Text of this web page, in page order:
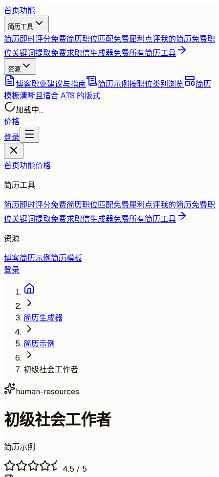
首页功能
简历工具
简历即时评分免费简历职位匹配免费犀利点评我的简历免费职
位关键词提取免费求职信生成器免费所有简历工具
资源
博客职业建议与指南 简历示例按职位类别浏览
简历
模板清晰且适合 ATS 的版式
加载中...
价格
登录
首页功能价格
简历工具
简历即时评分免费简历职位匹配免费犀利点评我的简历免费职
位关键词提取免费求职信生成器免费所有简历工具
资源
博客简历示例 简历模板
登录
简历生成器
简历示例
初级社会工作者
human-resources
初级社会工作者
简历示例
4.5 / 5